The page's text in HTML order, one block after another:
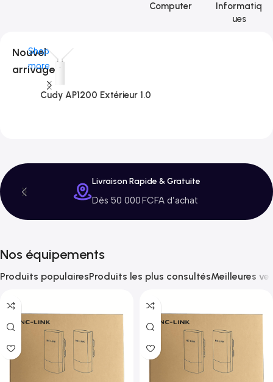
Computer
Informatiq
ues
Nouvel
arrivage
Shop
more
Cudy AP1200 Extérieur 1.0
Livraison Rapide & Gratuite
Dès 50 000 FCFA d’achat
Nos équipements
Produits populairesProduits les plus consultésMeilleures